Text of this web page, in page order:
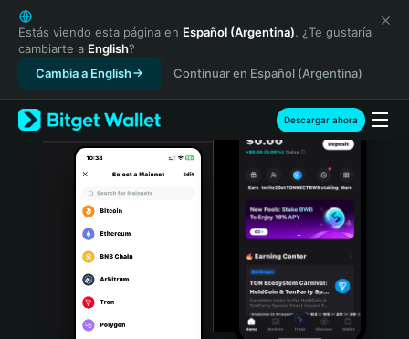
English
日本語
Tiếng Việt
Русский
Español (Latinoamérica)
Türkçe
Italiano
Português (Portugal)
Bahasa Indonesia
Estás viendo esta página en Español (Argentina). ¿Te gustaría
cambiarte a English?
Cambia a English
Continuar en Español (Argentina)
Descargar ahora